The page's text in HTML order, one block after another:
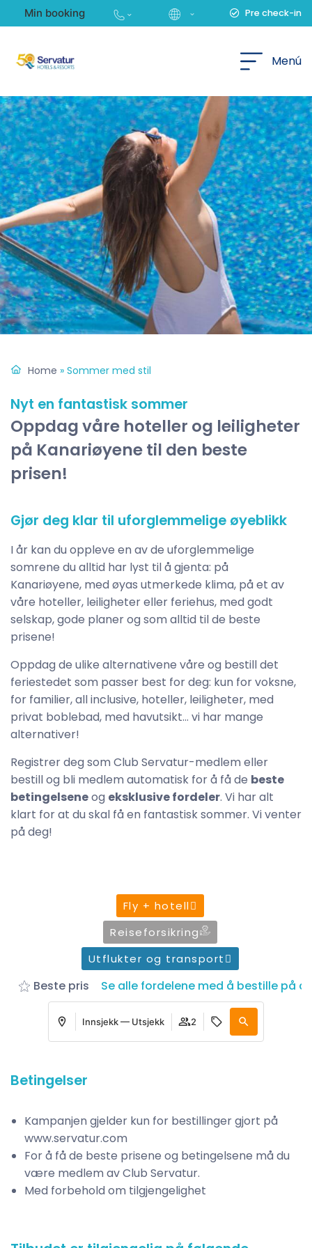
Min booking Pre check-in
Menú
Home » Sommer med stil
Nyt en fantastisk sommer
Oppdag våre hoteller og leiligheter
på Kanariøyene til den beste
prisen!
Gjør deg klar til uforglemmelige øyeblikk
I år kan du oppleve en av de uforglemmelige
somrene du alltid har lyst til å gjenta: på
Kanariøyene, med øyas utmerkede klima, på et av
våre hoteller, leiligheter eller feriehus, med godt
selskap, gode planer og som alltid til de beste
prisene!
Oppdag de ulike alternativene våre og bestill det
feriestedet som passer best for deg: kun for voksne,
for familier, all inclusive, hoteller, leiligheter, med
privat boblebad, med havutsikt… vi har mange
alternativer!
Registrer deg som Club Servatur-medlem eller
bestill og bli medlem automatisk for å få de beste
betingelseneog eksklusive fordeler. Vi har alt
klart for at du skal få en fantastisk sommer. Vi venter
på deg!
Fly + hotell
Reiseforsikring
Utflukter og transport
Beste pris Se alle fordelene med å bestille på
Innsjekk — Utsjekk 2
Betingelser
Kampanjen gjelder kun for bestillinger gjort på
www.servatur.com
For å få de beste prisene og betingelsene må du
være medlem av Club Servatur.
Med forbehold om tilgjengelighet